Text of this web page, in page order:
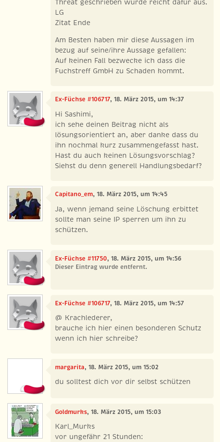
LG
Zitat Ende
Am Besten haben mir diese Aussagen im
bezug auf seine/ihre Aussage gefallen:
Auf keinen Fall bezwecke ich dass die
Fuchstreff GmbH zu Schaden kommt.
Ex-Füchse #106717, 18. März 2015, um 14:37
Hi Sashimi,
ich sehe deinen Beitrag nicht als
lösungsorientiert an, aber danke dass du
ihn nochmal kurz zusammengefasst hast.
Hast du auch keinen Lösungsvorschlag?
Siehst du denn generell Handlungsbedarf?
Capitano_em, 18. März 2015, um 14:45
Ja, wenn jemand seine Löschung erbittet
sollte man seine IP sperren um ihn zu
schützen.
Ex-Füchse #11750, 18. März 2015, um 14:56
Dieser Eintrag wurde entfernt.
Ex-Füchse #106717, 18. März 2015, um 14:57
@ Krachlederer,
brauche ich hier einen besonderen Schutz
wenn ich hier schreibe?
margarita, 18. März 2015, um 15:02
du solltest dich vor dir selbst schützen
Goldmurks, 18. März 2015, um 15:03
Karl_Murks
vor ungefähr 21 Stunden: